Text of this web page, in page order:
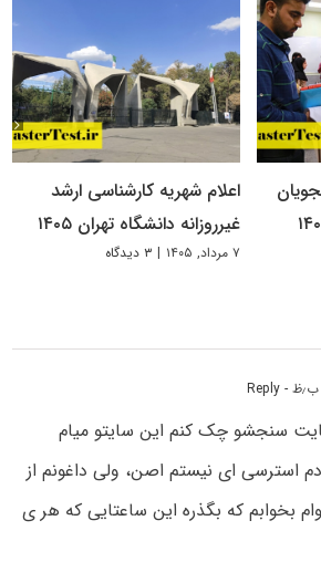
اعلام شهریه کارشناسی ارشد
غیرروزانه دانشگاه تهران ۱۴۰۵
۷ مرداد, ۱۴۰۵ | ۳ دیدگاه
- Reply
سنجشو چک کنم این سایتو میام
استرسی ای نیستم اصن، ولی داغونم از
بخوابم که بگذره این ساعتایی که هر ی